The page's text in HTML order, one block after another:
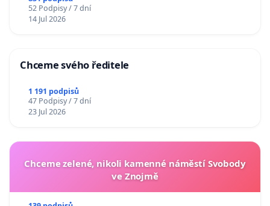
52 Podpisy / 7 dní
14 Jul 2026
Chceme svého ředitele
1 191 podpisů
47 Podpisy / 7 dní
23 Jul 2026
Chceme zelené, nikoli kamenné náměstí Svobody
ve Znojmě